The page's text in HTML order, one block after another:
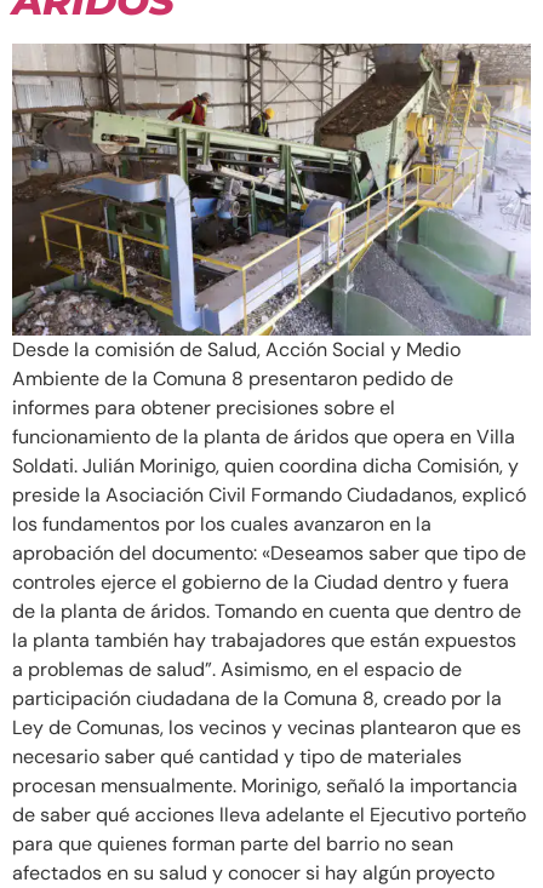
Desde la comisión de Salud, Acción Social y Medio
Ambiente de la Comuna 8 presentaron pedido de
informes para obtener precisiones sobre el
funcionamiento de la planta de áridos que opera en Villa
Soldati. Julián Morinigo, quien coordina dicha Comisión, y
preside la Asociación Civil Formando Ciudadanos, explicó
los fundamentos por los cuales avanzaron en la
aprobación del documento: «Deseamos saber que tipo de
controles ejerce el gobierno de la Ciudad dentro y fuera
de la planta de áridos. Tomando en cuenta que dentro de
la planta también hay trabajadores que están expuestos
a problemas de salud”. Asimismo, en el espacio de
participación ciudadana de la Comuna 8, creado por la
Ley de Comunas, los vecinos y vecinas plantearon que es
necesario saber qué cantidad y tipo de materiales
procesan mensualmente. Morinigo, señaló la importancia
de saber qué acciones lleva adelante el Ejecutivo porteño
para que quienes forman parte del barrio no sean
afectados en su salud y conocer si hay algún proyecto